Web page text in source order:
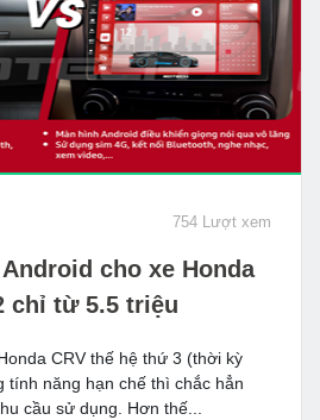
754 Lượt xem
cho xe Honda
chỉ từ 5.5 triệu
CRV thế hệ thứ 3 (thời kỳ
tính năng hạn chế thì chắc hẳn
cầu sử dụng. Hơn thế...